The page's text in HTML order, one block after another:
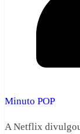
Minuto POP
A Netflix divulgou